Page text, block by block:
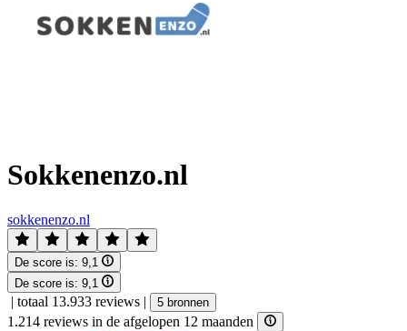
Sokkenenzo.nl
sokkenenzo.nl
De score is: 9,1
De score is: 9,1
| totaal 13.933 reviews | 5 bronnen
1.214 reviews in de afgelopen 12 maanden